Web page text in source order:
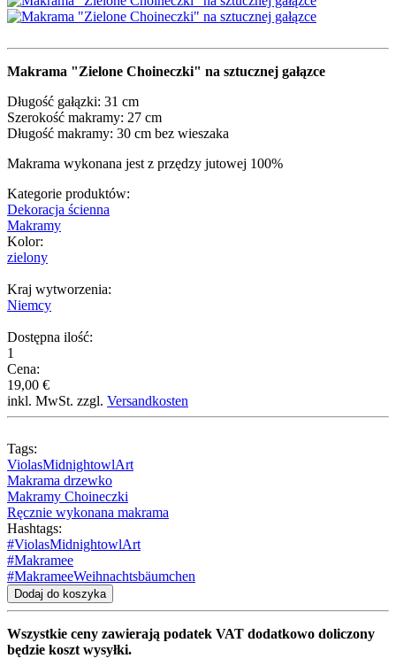
Makrama "Zielone Choineczki" na sztucznej gałązce
Długość gałązki: 31 cm
Szerokość makramy: 27 cm
Długość makramy: 30 cm bez wieszaka
Makrama wykonana jest z przędzy jutowej 100%
Kategorie produktów:
Dekoracja ścienna
Makramy
Kolor:
zielony
Kraj wytworzenia:
Niemcy
Dostępna ilość:
1
Cena:
19,00 €
inkl. MwSt. zzgl. Versandkosten
Tags:
ViolasMidnightowlArt
Makrama drzewko
Makramy Choineczki
Ręcznie wykonana makrama
Hashtags:
#ViolasMidnightowlArt
#Makramee
#MakrameeWeihnachtsbäumchen
Dodaj do koszyka
Wszystkie ceny zawierają podatek VAT dodatkowo doliczony
będzie koszt wysyłki.